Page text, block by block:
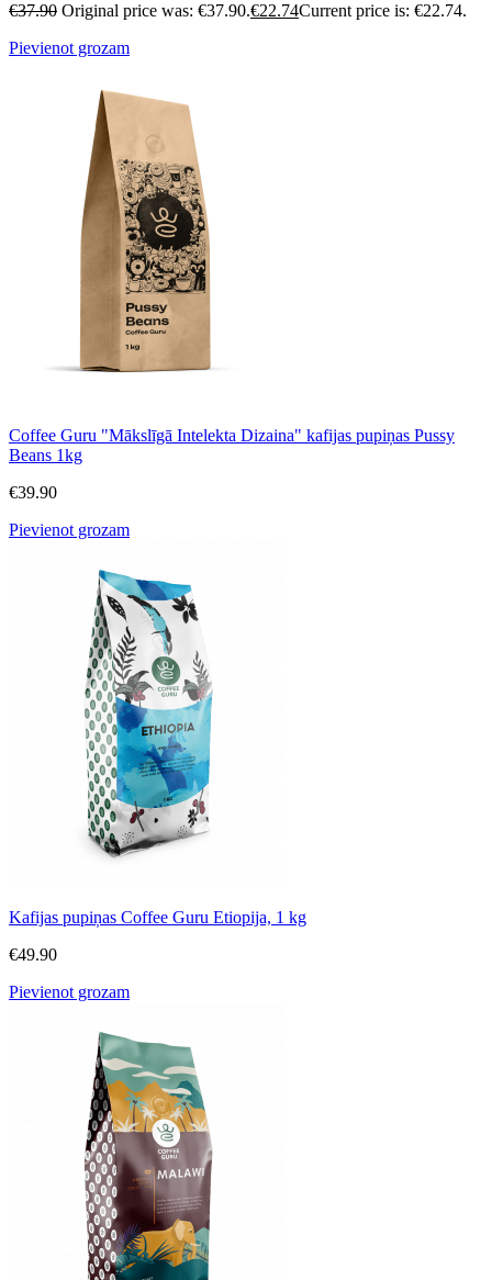
€37.90 Original price was: €37.90.€22.74Current price is: €22.74.
Pievienot grozam
Coffee Guru "Mākslīgā Intelekta Dizaina" kafijas pupiņas Pussy
Beans 1kg
€39.90
Pievienot grozam
Kafijas pupiņas Coffee Guru Etiopija, 1 kg
€49.90
Pievienot grozam